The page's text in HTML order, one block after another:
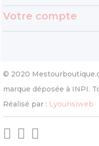
Votre compte
© 2020
marque déposée à INPI.
Réalisé par : Lyounsiweb